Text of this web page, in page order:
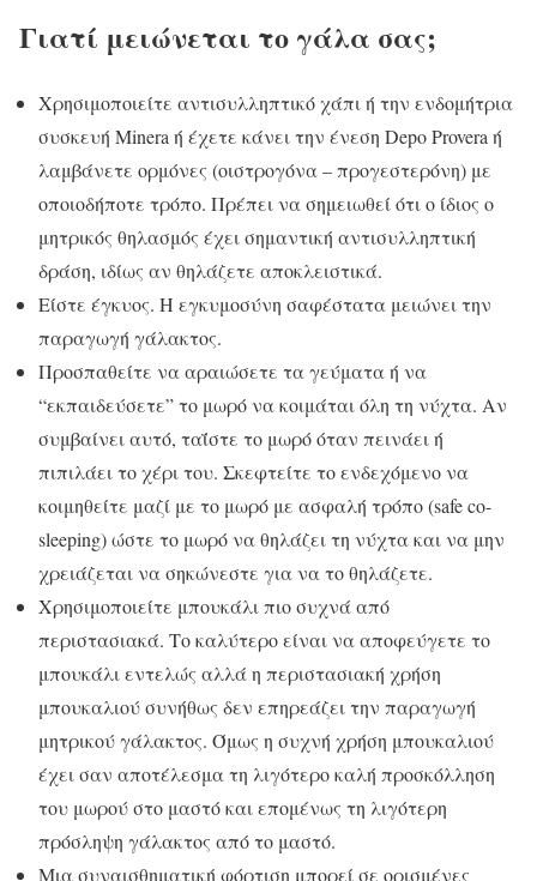
Γιατί μειώνεται το γάλα σας;
Χρησιμοποιείτε αντισυλληπτικό χάπι ή την ενδομήτρια
συσκευή Minera ή έχετε κάνει την ένεση Depo Provera ή
λαμβάνετε ορμόνες (οιστρογόνα – προγεστερόνη) με
οποιοδήποτε τρόπο. Πρέπει να σημειωθεί ότι ο ίδιος ο
μητρικός θηλασμός έχει σημαντική αντισυλληπτική
δράση, ιδίως αν θηλάζετε αποκλειστικά.
Είστε έγκυος. Η εγκυμοσύνη σαφέστατα μειώνει την
παραγωγή γάλακτος.
Προσπαθείτε να αραιώσετε τα γεύματα ή να
“εκπαιδεύσετε” το μωρό να κοιμάται όλη τη νύχτα. Αν
συμβαίνει αυτό, ταΐστε το μωρό όταν πεινάει ή
πιπιλάει το χέρι του. Σκεφτείτε το ενδεχόμενο να
κοιμηθείτε μαζί με το μωρό με ασφαλή τρόπο (safe co-
sleeping) ώστε το μωρό να θηλάζει τη νύχτα και να μην
χρειάζεται να σηκώνεστε για να το θηλάζετε.
Χρησιμοποιείτε μπουκάλι πιο συχνά από
περιστασιακά. Το καλύτερο είναι να αποφεύγετε το
μπουκάλι εντελώς αλλά η περιστασιακή χρήση
μπουκαλιού συνήθως δεν επηρεάζει την παραγωγή
μητρικού γάλακτος. Όμως η συχνή χρήση μπουκαλιού
έχει σαν αποτέλεσμα τη λιγότερο καλή προσκόλληση
του μωρού στο μαστό και επομένως τη λιγότερη
πρόσληψη γάλακτος από το μαστό.
Μια συναισθηματική φόρτιση μπορεί σε ορισμένες